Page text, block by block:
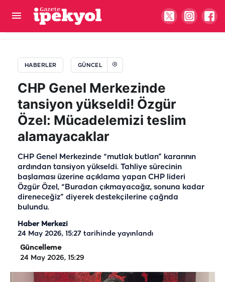
HABERLER GÜNCEL
CHP Genel Merkezinde
tansiyon yükseldi! Özgür
Özel: Mücadelemizi teslim
alamayacaklar
CHP Genel Merkezinde “mutlak butlan” kararının
ardından tansiyon yükseldi. Tahliye sürecinin
başlaması üzerine açıklama yapan CHP lideri
Özgür Özel, “Buradan çıkmayacağız, sonuna kadar
direneceğiz” diyerek destekçilerine çağrıda
bulundu.
Haber Merkezi
24 May 2026, 15:27 tarihinde yayınlandı
Güncelleme
24 May 2026, 15:29
Şanlıurfa’da fıstık üzerinden büyük oyun! Hasat